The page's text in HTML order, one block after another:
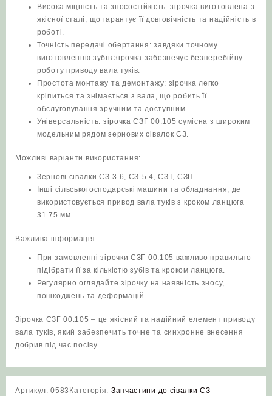
Висока міцність та зносостійкість: зірочка виготовлена з
якісної сталі, що гарантує її довговічність та надійність в
роботі.
Точність передачі обертання: завдяки точному
виготовленню зубів зірочка забезпечує безперебійну
роботу приводу вала туків.
Простота монтажу та демонтажу: зірочка легко
кріпиться та знімається з вала, що робить її
обслуговування зручним та доступним.
Універсальність: зірочка СЗГ 00.105 сумісна з широким
модельним рядом зернових сівалок СЗ.
Можливі варіанти використання:
Зернові сівалки СЗ-3.6, СЗ-5.4, СЗТ, СЗП
Інші сільськогосподарські машини та обладнання, де
використовується привод вала туків з кроком ланцюга
31.75 мм
Важлива інформація:
При замовленні зірочки СЗГ 00.105 важливо правильно
підібрати її за кількістю зубів та кроком ланцюга.
Регулярно оглядайте зірочку на наявність зносу,
пошкоджень та деформацій.
Зірочка СЗГ 00.105 – це якісний та надійний елемент приводу
вала туків, який забезпечить точне та синхронне внесення
добрив під час посіву.
Артикул:0583 Категорія: Запчастини до сівалки СЗ